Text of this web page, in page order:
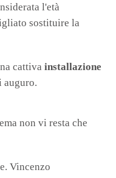
l'età
sostituire la
cattiva installazione
auguro.
non vi resta che
Vincenzo